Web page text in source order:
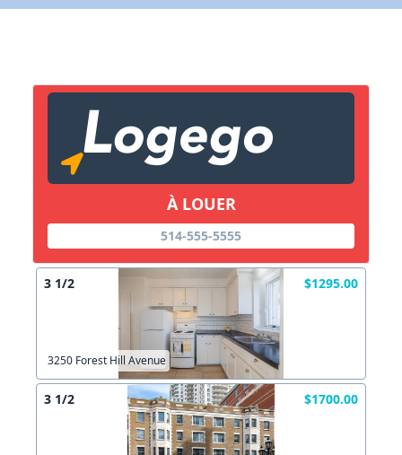
À LOUER
514-555-5555
3 1/2 $1295.00
3250 Forest Hill Avenue
3 1/2 $1700.00
X Fermer
Lien vers inscription (sera inclus dans courriel)
Copier lien
X Fermer